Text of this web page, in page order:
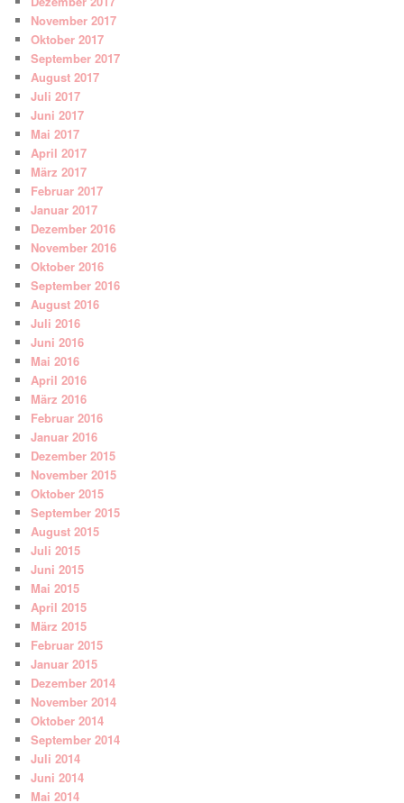
November 2017
Oktober 2017
September 2017
August 2017
Juli 2017
Juni 2017
Mai 2017
April 2017
März 2017
Februar 2017
Januar 2017
Dezember 2016
November 2016
Oktober 2016
September 2016
August 2016
Juli 2016
Juni 2016
Mai 2016
April 2016
März 2016
Februar 2016
Januar 2016
Dezember 2015
November 2015
Oktober 2015
September 2015
August 2015
Juli 2015
Juni 2015
Mai 2015
April 2015
März 2015
Februar 2015
Januar 2015
Dezember 2014
November 2014
Oktober 2014
September 2014
Juli 2014
Juni 2014
Mai 2014